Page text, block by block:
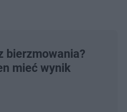
bierzmowania?
mieć wynik